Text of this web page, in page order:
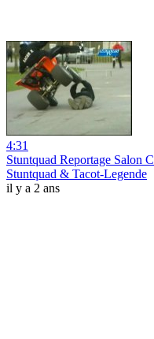
4:31
Stuntquad Reportage Salon
Stuntquad & Tacot-Legende
il y a 2 ans